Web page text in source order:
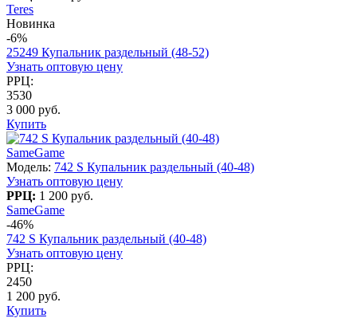
Teres
Новинка
-6%
25249 Купальник раздельный (48-52)
Узнать оптовую цену
РРЦ:
3530
3 000 руб.
Купить
SameGame
Модель: 742 S Купальник раздельный (40-48)
Узнать оптовую цену
РРЦ: 1 200 руб.
SameGame
-46%
742 S Купальник раздельный (40-48)
Узнать оптовую цену
РРЦ:
2450
1 200 руб.
Купить